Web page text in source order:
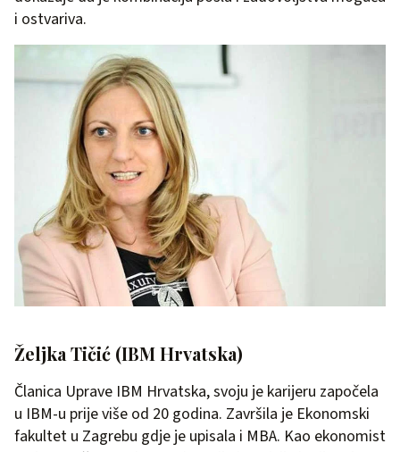
i ostvariva.
Željka Tičić (IBM Hrvatska)
Članica Uprave IBM Hrvatska, svoju je karijeru započela
u IBM-u prije više od 20 godina. Završila je Ekonomski
fakultet u Zagrebu gdje je upisala i MBA. Kao ekonomist